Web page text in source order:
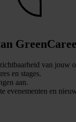
van jouw
en stages.
aan.
evenementen en